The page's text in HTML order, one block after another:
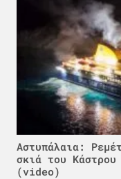
Αστυπάλαια:
σκιά του
(video)